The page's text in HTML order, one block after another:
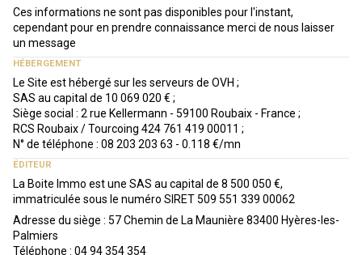
Ces informations ne sont pas disponibles pour l'instant,
cependant pour en prendre connaissance merci de nous laisser
un message
HÉBERGEMENT
Le Site est hébergé sur les serveurs de OVH ;
SAS au capital de 10 069 020 € ;
Siège social : 2 rue Kellermann - 59100 Roubaix - France ;
RCS Roubaix / Tourcoing 424 761 419 00011 ;
N° de téléphone : 08 203 203 63 - 0.118 €/mn
ÉDITEUR
La Boite Immo est une SAS au capital de 8 500 050 €,
immatriculée sous le numéro SIRET 509 551 339 00062
Adresse du siège : 57 Chemin de La Maunière 83400 Hyères-les-
Palmiers
Téléphone : 04 94 354 354